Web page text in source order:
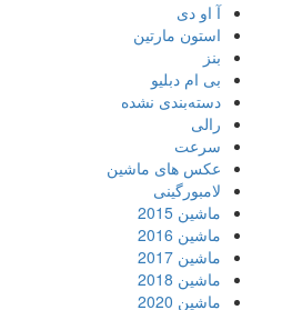
آ او دی
استون مارتین
بنز
بی ام دبلیو
دسته‌بندی نشده
رالی
سرعت
عکس های ماشین
لامبورگینی
ماشین 2015
ماشین 2016
ماشین 2017
ماشین 2018
ماشین 2020